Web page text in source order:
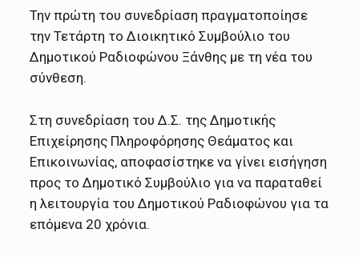
Την πρώτη του συνεδρίαση πραγματοποίησε
την Τετάρτη το Διοικητικό Συμβούλιο του
Δημοτικού Ραδιοφώνου Ξάνθης με τη νέα του
σύνθεση.
Στη συνεδρίαση του Δ.Σ. της Δημοτικής
Επιχείρησης Πληροφόρησης Θεάματος και
Επικοινωνίας, αποφασίστηκε να γίνει εισήγηση
προς το Δημοτικό Συμβούλιο για να παραταθεί
η λειτουργία του Δημοτικού Ραδιοφώνου για τα
επόμενα 20 χρόνια.